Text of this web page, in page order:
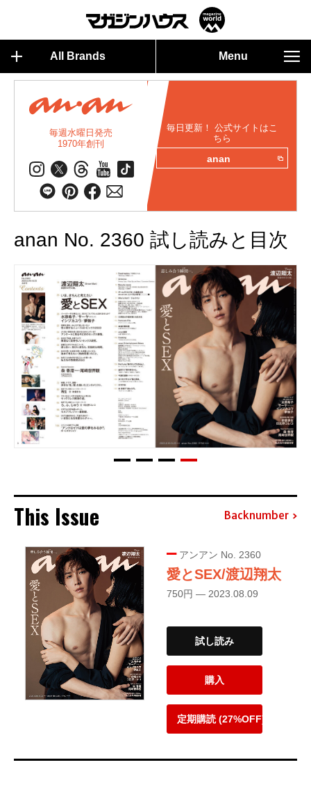
All Brands Menu
毎週水曜日発売
1970年創刊
毎日更新！ 公式サイトはこ
ちら
anan
anan No. 2360 試し読みと目次
This Issue Backnumber
アンアン No. 2360
愛とSEX/渡辺翔太
750円 — 2023.08.09
試し読み
購入
定期購読 (27%OFF)